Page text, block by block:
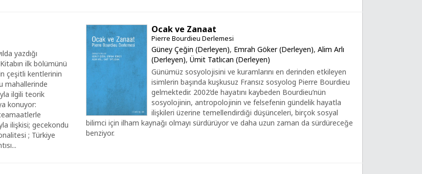
yazdığı
ilk bölümünü
çeşitli kentlerinin
mahallerinde
ilgili teorik
konuyor:
ilişkisi; gecekondu
; Türkiye
Ocak ve Zanaat
Pierre Bourdieu Derlemesi
Güney Çeğin (Derleyen), Emrah Göker (Derleyen), Alim Arlı
(Derleyen), Ümit Tatlıcan (Derleyen)
Günümüz sosyolojisini ve kuramlarını en derinden etkileyen
isimlerin başında kuşkusuz Fransız sosyolog Pierre Bourdieu
gelmektedir. 2002’de hayatını kaybeden Bourdieu’nün
sosyolojinin, antropolojinin ve felsefenin gündelik hayatla
ilişkileri üzerine temellendirdiği düşünceleri, birçok sosyal
bilimci için ilham kaynağı olmayı sürdürüyor ve daha uzun zaman da sürdüreceğe
benziyor.